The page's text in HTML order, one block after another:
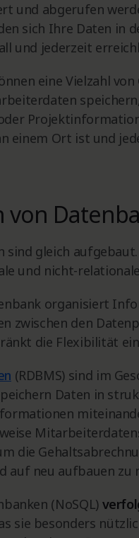
und abgerufen
sich Ihre Daten in
und jederzeit
eine Vielzahl
einem Ort ist und
von
sind gleich
und nicht-
organisiert
zwischen den
die Flexibilität
(RDBMS) sind im
Daten in
die
auf neu aufbauen zu
(NoSQL)
sie besonders